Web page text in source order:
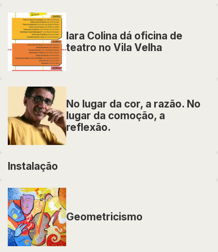
Iara Colina dá oficina de
teatro no Vila Velha
No lugar da cor, a razão. No
lugar da comoção, a
reflexão.
Instalação
Geometricismo